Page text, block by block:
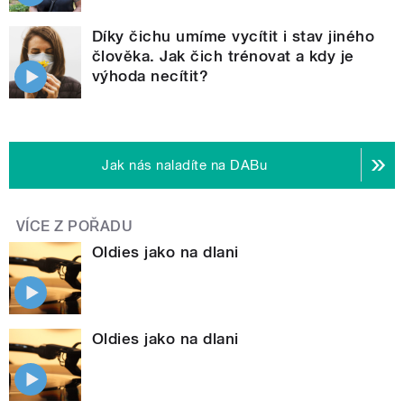
Díky čichu umíme vycítit i stav jiného
člověka. Jak čich trénovat a kdy je
výhoda necítit?
Jak nás naladíte na DABu
VÍCE Z POŘADU
Oldies jako na dlani
Oldies jako na dlani